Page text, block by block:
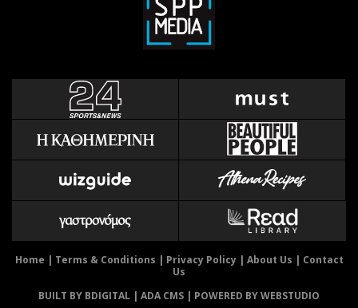
Home | Terms & Conditions | Privacy Policy| About Us | Contact
Us
BUILT BY BDIGITAL | ADA CMS | POWERED BY WEBSTUDIO